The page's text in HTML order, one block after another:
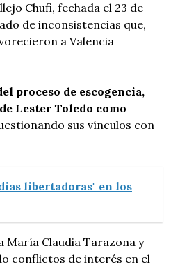
Chufi, fechada el 23 de
de inconsistencias que,
a Valencia
proceso de escogencia,
Lester Toledo como
sus vínculos con
libertadoras" en los
María Claudia Tarazona y
conflictos de interés en el